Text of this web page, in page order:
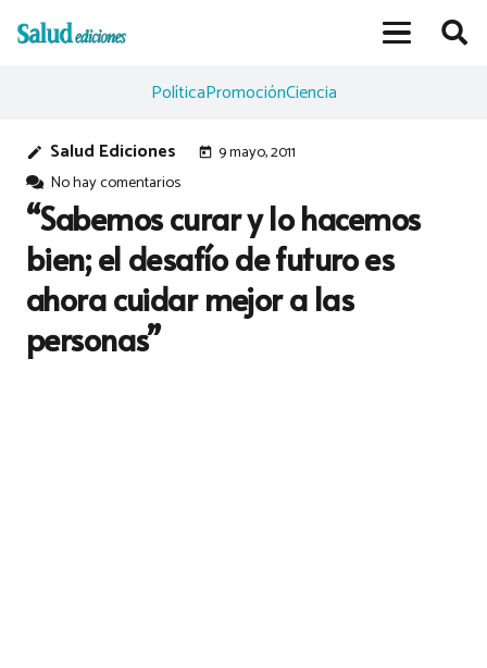
PolíticaPromociónCiencia
edit Salud Ediciones today 9 mayo, 2011
No hay comentarios
“Sabemos curar y lo hacemos
bien; el desafío de futuro es
ahora cuidar mejor a las
personas”